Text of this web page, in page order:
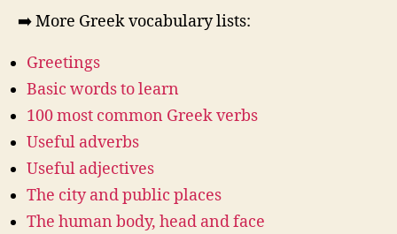
➡️ More Greek vocabulary lists:
Greetings
Basic words to learn
100 most common Greek verbs
Useful adverbs
Useful adjectives
The city and public places
The human body, head and face